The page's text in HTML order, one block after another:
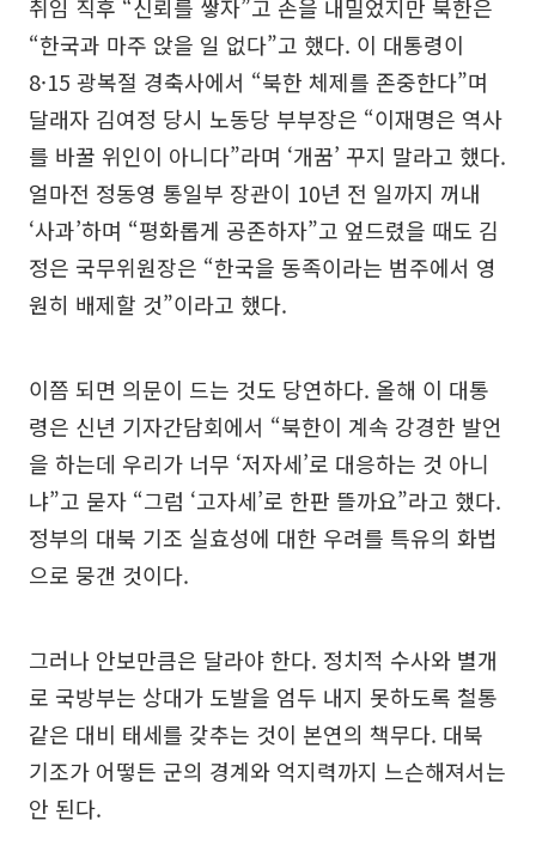
취임 직후 “신뢰를 쌓자”고 손을 내밀었지만 북한은
“한국과 마주 앉을 일 없다”고 했다. 이 대통령이
8·15 광복절 경축사에서 “북한 체제를 존중한다”며
달래자 김여정 당시 노동당 부부장은 “이재명은 역사
를 바꿀 위인이 아니다”라며 ‘개꿈’ 꾸지 말라고 했다.
얼마전 정동영 통일부 장관이 10년 전 일까지 꺼내
‘사과’하며 “평화롭게 공존하자”고 엎드렸을 때도 김
정은 국무위원장은 “한국을 동족이라는 범주에서 영
원히 배제할 것”이라고 했다.
이쯤 되면 의문이 드는 것도 당연하다. 올해 이 대통
령은 신년 기자간담회에서 “북한이 계속 강경한 발언
을 하는데 우리가 너무 ‘저자세’로 대응하는 것 아니
냐”고 묻자 “그럼 ‘고자세’로 한판 뜰까요”라고 했다.
정부의 대북 기조 실효성에 대한 우려를 특유의 화법
으로 뭉갠 것이다.
그러나 안보만큼은 달라야 한다. 정치적 수사와 별개
로 국방부는 상대가 도발을 엄두 내지 못하도록 철통
같은 대비 태세를 갖추는 것이 본연의 책무다. 대북
기조가 어떻든 군의 경계와 억지력까지 느슨해져서는
안 된다.